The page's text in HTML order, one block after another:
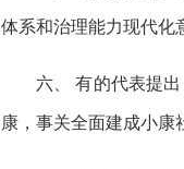
体系和治理能力现代化
六、 有的代表提
康，事关全面建成小康